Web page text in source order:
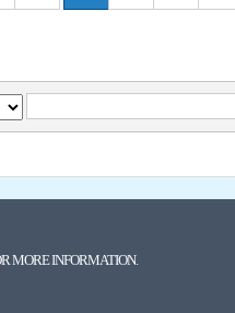
MORE INFORMATION.